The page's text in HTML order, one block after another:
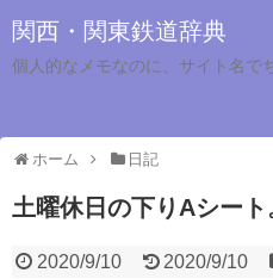
関西・関東鉄道辞典
個人的なメモなのに、サイト名で
ホーム 日記
土曜休日の下りAシー
2020/9/10 2020/9/10